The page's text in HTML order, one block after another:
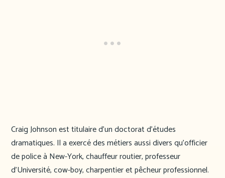
Craig Johnson est titulaire d’un doctorat d’études
dramatiques. Il a exercé des métiers aussi divers qu’officier
de police à New-York, chauffeur routier, professeur
d’Université, cow-boy, charpentier et pêcheur professionnel.